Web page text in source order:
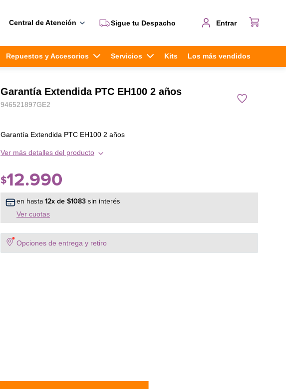
Central de Atención Sigue tu Despacho Entrar
Repuestos y Accesorios Servicios Kits Los más vendidos
Garantía Extendida PTC EH100 2 años
946521897GE2
Garantía Extendida PTC EH100 2 años
Ver más detalles del producto
$12.990
en hasta 12x de $1083 sin interés
Ver cuotas
Opciones de entrega y retiro